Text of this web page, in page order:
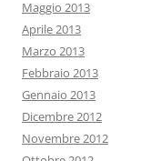
Maggio 2013
Aprile 2013
Marzo 2013
Febbraio 2013
Gennaio 2013
Dicembre 2012
Novembre 2012